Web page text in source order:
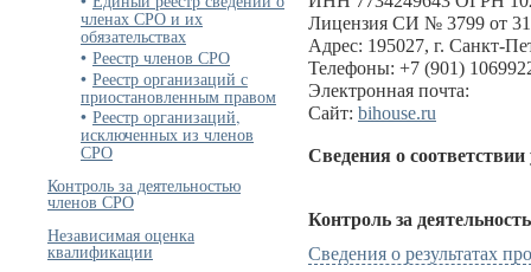
членах СРО и их
обязательствах
Реестр членов СРО
Реестр организаций с
приостановленным правом
Реестр организаций,
исключенных из членов
СРО
Контроль за деятельностью
членов СРО
Независимая оценка
квалификации
Лицензия СИ № 3799 от
Адрес: 195027, г. Санкт-
Телефоны: +7 (901)
Электронная почта:
Сайт: bihouse.ru
Сведения о
Контроль за
Сведения о результатах